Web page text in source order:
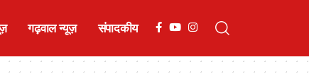
गढ़वाल न्यूज़ संपादकीय